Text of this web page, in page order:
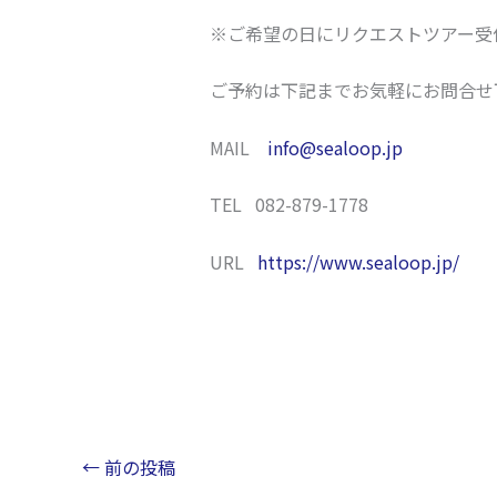
※ご希望の日にリクエストツアー受
ご予約は下記までお気軽にお問合せ
MAIL info@sealoop.jp
TEL 082-879-1778
URL https://www.sealoop.jp/
←前の投稿